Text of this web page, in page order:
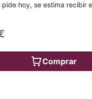
pide hoy, se estima recibir
Comprar